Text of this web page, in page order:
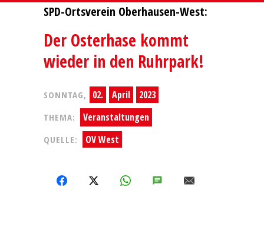
SPD-Ortsverein Oberhausen-West:
Der Osterhase kommt
wieder in den Ruhrpark!
SONNTAG, 02. April 2023
THEMA: Veranstaltungen
QUELLE: OV West
FACEBOOK WHATSAPP